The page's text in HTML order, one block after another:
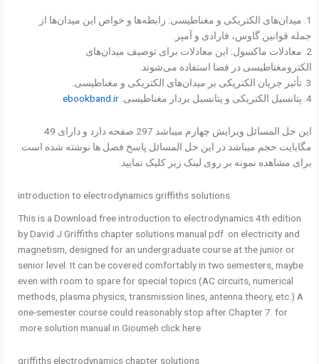
1. میدان‌های الکتریکی و مغناطیسی: رابطه‌ها و خواص این میدان‌ها از
جمله قوانین گاوس، فارادی و آمپر.
2. معادلات ماکسول: این معادلات برای توصیف میدان‌های
الکترومغناطیسی در فضا استفاده می‌شوند.
3. تأثیر جریان الکتریکی بر میدان‌های الکتریکی و مغناطیسی.
4. پتانسیل الکتریکی و پتانسیل بردار مغناطیسی.
ebookband.ir
این حل المسائل ویرایش چهارم میباشد 297 صفحه دارد و دارای 49
مگابایت حجم میباشد در این حل المسائل پاسخ فصل ها نوشته شده است.
برای مشاهده نمونه بر روی لینک زیر کلیک نمایید.
introduction to electrodynamics griffiths solutions
This is a Download free introduction to electrodynamics 4th edition
by David J Griffiths chapter solutions manual pdf on electricity and
magnetism, designed for an undergraduate course at the junior or
senior level. It can be covered comfortably in two semesters, maybe
even with room to spare for special topics (AC circuits, numerical
methods, plasma physics, transmission lines, antenna theory, etc.) A
one-semester course could reasonably stop after Chapter 7. for
more solution manual in Gioumeh click here.
griffiths electrodynamics chapter solutions